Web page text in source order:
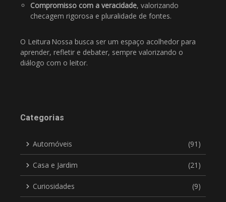
Compromisso com a veracidade, valorizando
checagem rigorosa e pluralidade de fontes.
O Leitura Nossa busca ser um espaço acolhedor para
aprender, refletir e debater, sempre valorizando o
diálogo com o leitor.
Categorias
Automóveis (91)
Casa e Jardim (21)
Curiosidades (9)